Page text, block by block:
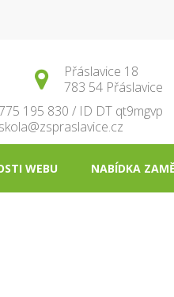
Přáslavice 18
783 54 Přáslavice
195 830 / ID DT qt9mgvp
skola@zspraslavice.cz
WEBU NABÍDKA